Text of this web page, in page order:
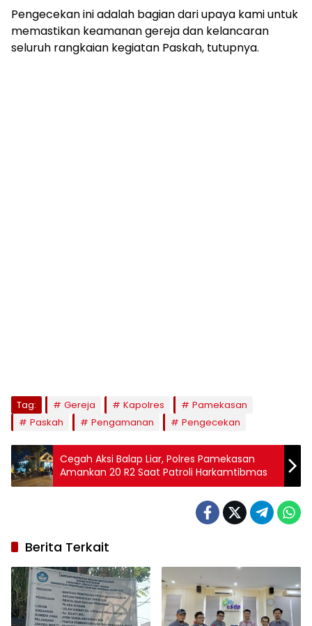
Pengecekan ini adalah bagian dari upaya kami untuk
memastikan keamanan gereja dan kelancaran
seluruh rangkaian kegiatan Paskah, tutupnya.
Tag: Gereja Kapolres
Pamekasan
Paskah
Pengamanan Pengecekan
Cegah Aksi Balap Liar, Polres Pamekasan
Amankan 20 R2 Saat Patroli Harkamtibmas
Berita Terkait